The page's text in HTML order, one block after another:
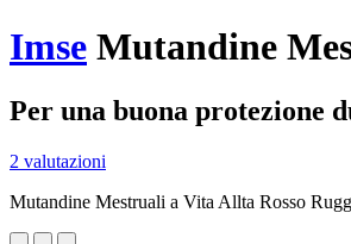
Imse Mutandine
Per una buona protezione
2 valutazioni
Mutandine Mestruali a Vita Allta Rosso